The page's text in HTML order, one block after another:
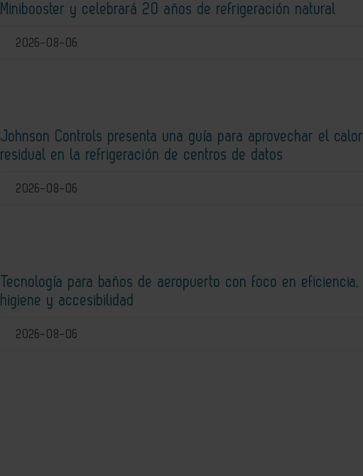
Minibooster y celebrará 20 años de refrigeración natural
2026-08-06
Johnson Controls presenta una guía para aprovechar el calor
residual en la refrigeración de centros de datos
2026-08-06
Tecnología para baños de aeropuerto con foco en eficiencia,
higiene y accesibilidad
2026-08-06